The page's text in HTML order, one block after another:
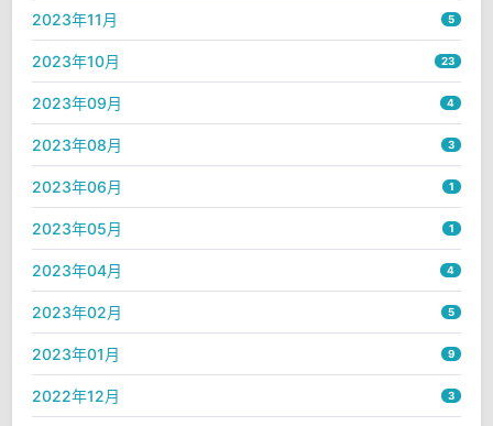
2023年11月 5
2023年10月 23
2023年09月 4
2023年08月 3
2023年06月 1
2023年05月 1
2023年04月 4
2023年02月 5
2023年01月 9
2022年12月 3